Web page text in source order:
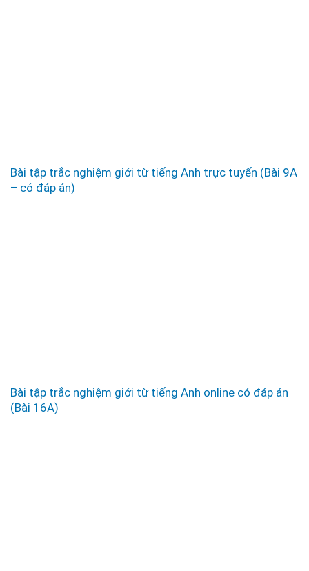
Bài tập trắc nghiệm giới từ tiếng Anh trực tuyến (Bài 9A
– có đáp án)
Bài tập trắc nghiệm giới từ tiếng Anh online có đáp án
(Bài 16A)